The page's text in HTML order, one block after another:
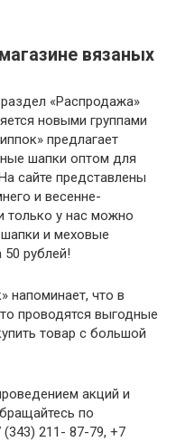
вязаных
«Распродажа»
новыми группами
предлагает
шапки оптом для
сайте представлены
и весенне-
только у нас можно
и меховые
рублей!
напоминает, что в
проводятся выгодные
товар с большой
акций и
по
211- 87-79, +7